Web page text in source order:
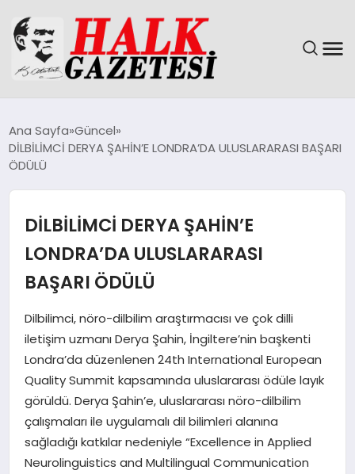
DÜNYA
MAGAZIN
SAĞLIK
SIYASET
SPOR
TEKNOLOJI
Ana Sayfa Güncel
DİLBİLİMCİ DERYA ŞAHİN’E LONDRA’DA ULUSLARARASI BAŞARI
ÖDÜLÜ
DİLBİLİMCİ DERYA ŞAHİN’E
LONDRA’DA ULUSLARARASI
BAŞARI ÖDÜLÜ
Dilbilimci, nöro-dilbilim araştırmacısı ve çok dilli
iletişim uzmanı Derya Şahin, İngiltere’nin başkenti
Londra’da düzenlenen 24th International European
Quality Summit kapsamında uluslararası ödüle layık
görüldü. Derya Şahin’e, uluslararası nöro-dilbilim
çalışmaları ile uygulamalı dil bilimleri alanına
sağladığı katkılar nedeniyle “Excellence in Applied
Neurolinguistics and Multilingual Communication